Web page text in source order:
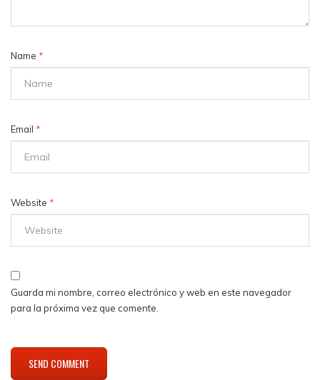
Name *
Email *
Website *
Guarda mi nombre, correo electrónico y web en este navegador
para la próxima vez que comente.